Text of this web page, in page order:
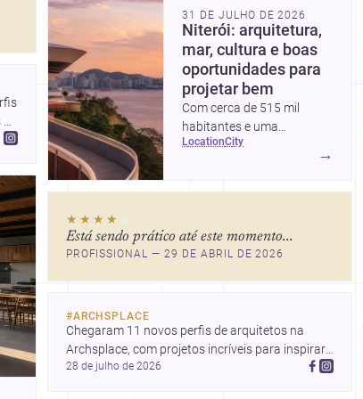
e
31 DE JULHO DE 2026
Niterói: arquitetura,
mar, cultura e boas
oportunidades para
projetar bem
Com cerca de 515 mil
habitantes e uma
paisagem marcada por
vista para a Baía de
Guanabara e um mercado
location city
→
★★★★ ★
Está sendo prático até este momento...
PROFISSIONAL — 29 DE ABRIL DE 2026
#ARCHSPLACE
Chegaram 11 novos perfis de arquitetos na
Archsplace, com projetos incríveis para inspirar
você. Conheça cada perfil e descubra novas
28 de julho de 2026